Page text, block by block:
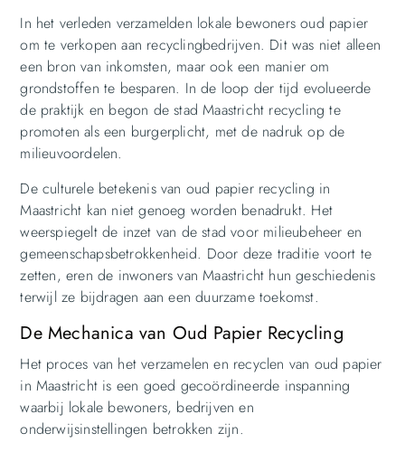
In het verleden verzamelden lokale bewoners oud papier
om te verkopen aan recyclingbedrijven. Dit was niet alleen
een bron van inkomsten, maar ook een manier om
grondstoffen te besparen. In de loop der tijd evolueerde
de praktijk en begon de stad Maastricht recycling te
promoten als een burgerplicht, met de nadruk op de
milieuvoordelen.
De culturele betekenis van oud papier recycling in
Maastricht kan niet genoeg worden benadrukt. Het
weerspiegelt de inzet van de stad voor milieubeheer en
gemeenschapsbetrokkenheid. Door deze traditie voort te
zetten, eren de inwoners van Maastricht hun geschiedenis
terwijl ze bijdragen aan een duurzame toekomst.
De Mechanica van Oud Papier Recycling
Het proces van het verzamelen en recyclen van oud papier
in Maastricht is een goed gecoördineerde inspanning
waarbij lokale bewoners, bedrijven en
onderwijsinstellingen betrokken zijn.